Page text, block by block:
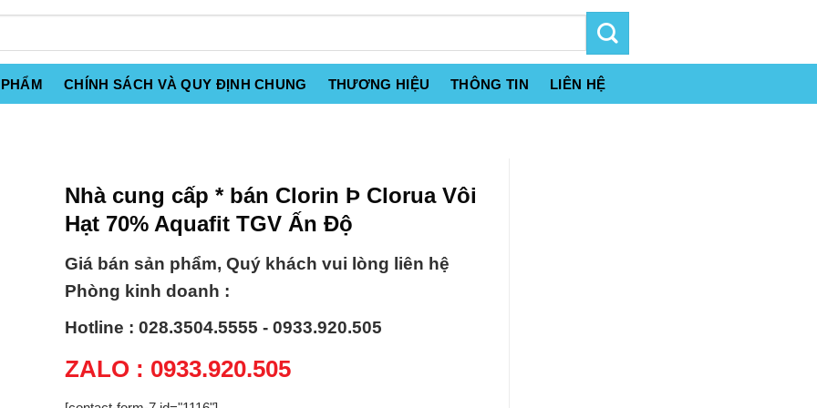
CHÍNH SÁCH VÀ QUY ĐỊNH CHUNG THƯƠNG HIỆU THÔNG TIN LIÊN HỆ
Nhà cung cấp * bán Clorin Þ Clorua Vôi
Hạt 70% Aquafit TGV Ấn Độ
Giá bán sản phẩm, Quý khách vui lòng liên hệ
Phòng kinh doanh :
Hotline : 028.3504.5555 - 0933.920.505
ZALO : 0933.920.505